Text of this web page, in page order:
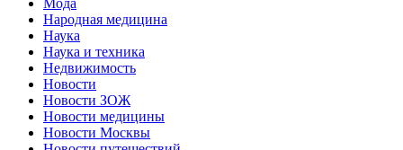
Мода
Народная медицина
Наука
Наука и техника
Недвижимость
Новости
Новости ЗОЖ
Новости медицины
Новости Москвы